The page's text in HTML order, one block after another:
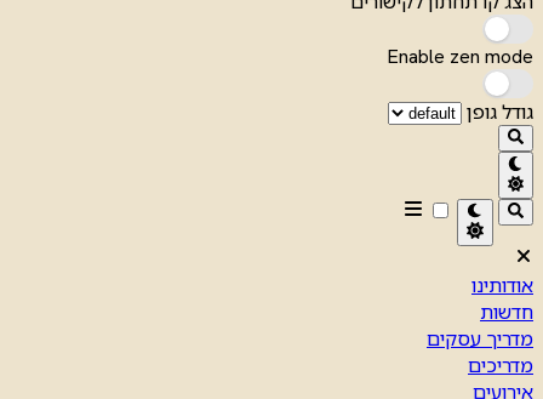
Enable zen mode
גודל גופן
אודותינו
חדשות
מדריך עסקים
מדריכים
אירועים